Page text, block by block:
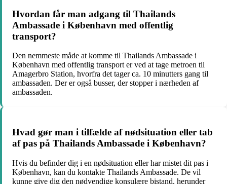
Hvordan får man adgang til Thailands
Ambassade i København med offentlig
transport?
Den nemmeste måde at komme til Thailands Ambassade i
København med offentlig transport er ved at tage metroen til
Amagerbro Station, hvorfra det tager ca. 10 minutters gang til
ambassaden. Der er også busser, der stopper i nærheden af
ambassaden.
Hvad gør man i tilfælde af nødsituation eller tab
af pas på Thailands Ambassade i København?
Hvis du befinder dig i en nødsituation eller har mistet dit pas i
København, kan du kontakte Thailands Ambassade. De vil
kunne give dig den nødvendige konsulære bistand, herunder